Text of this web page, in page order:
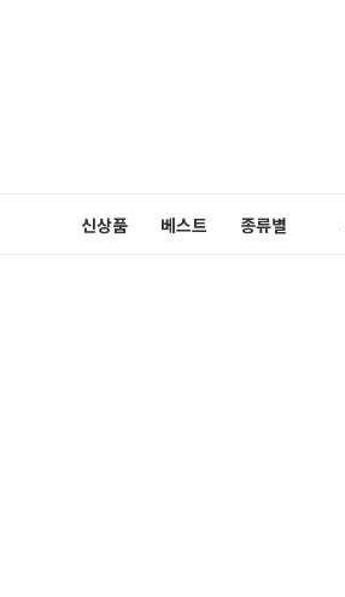
신상품 베스트 종류별